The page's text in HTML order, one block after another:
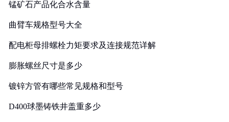
锰矿石产品化合水含量
曲臂车规格型号大全
配电柜母排螺栓力矩要求及连接规范详解
膨胀螺丝尺寸是多少
镀锌方管有哪些常见规格和型号
D400球墨铸铁井盖重多少